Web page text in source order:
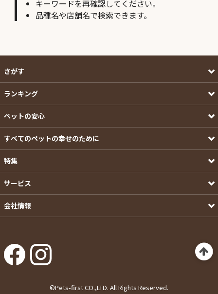
キーワードを再確認してください。
品種名や店舗名で検索できます。
さがす
ランキング
ペットの安心
すべてのペットの幸せのために
特集
サービス
会社情報
©Pets-first CO.,LTD. All Rights Reserved.